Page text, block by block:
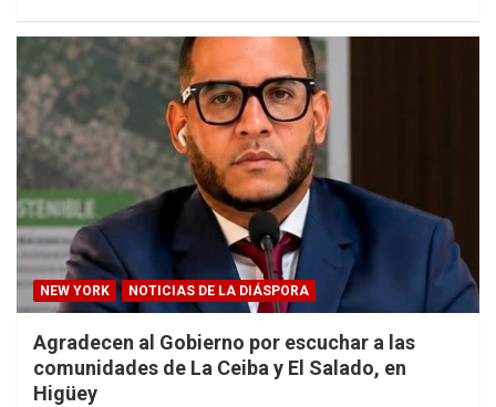
NEW YORK NOTICIAS DE LA DIÁSPORA
Agradecen al Gobierno por escuchar a las
comunidades de La Ceiba y El Salado, en
Higüey